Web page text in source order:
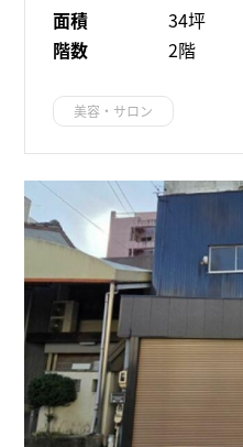
面積
34坪
階数
2階
美容・サロン